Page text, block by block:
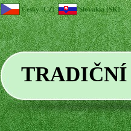
Česky [CZ] Slovakia [SK]